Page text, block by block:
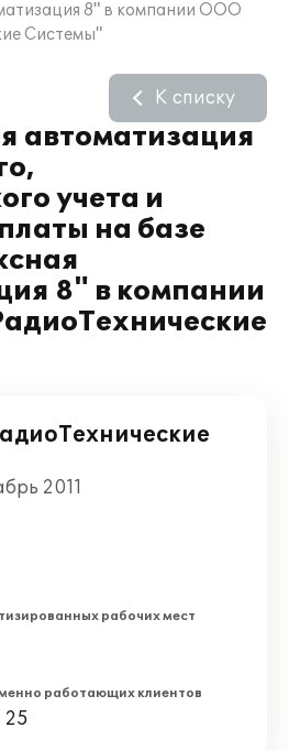
8" в компании ООО
Системы"
автоматизация
учета и
на базе
8" в компании
К списку
2011
рабочих мест
работающих клиентов
25